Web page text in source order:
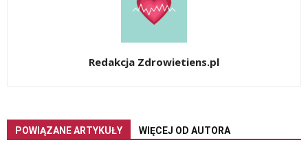
Redakcja Zdrowietiens.pl
POWIĄZANE ARTYKUŁY WIĘCEJ OD AUTORA